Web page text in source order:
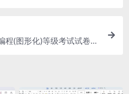
程(图形化)等级考试试卷三